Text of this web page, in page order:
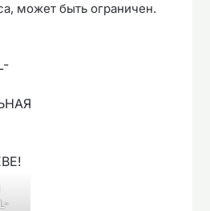
может быть ограничен.